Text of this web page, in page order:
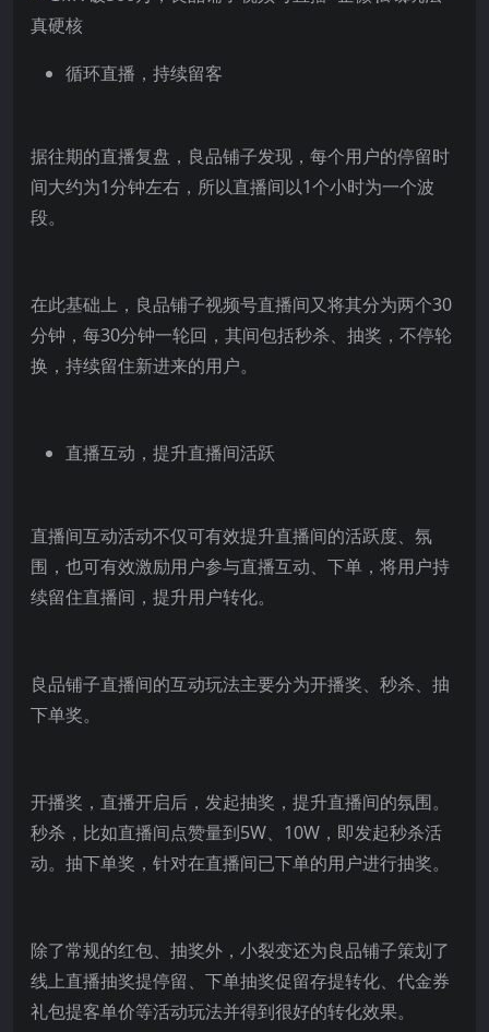
循环直播，持续留客
据往期的直播复盘，良品铺子发现，每个用户的停留时
间大约为1分钟左右，所以直播间以1个小时为一个波
段。
在此基础上，良品铺子视频号直播间又将其分为两个30
分钟，每30分钟一轮回，其间包括秒杀、抽奖，不停轮
换，持续留住新进来的用户。
直播互动，提升直播间活跃
直播间互动活动不仅可有效提升直播间的活跃度、氛
围，也可有效激励用户参与直播互动、下单，将用户持
续留住直播间，提升用户转化。
良品铺子直播间的互动玩法主要分为开播奖、秒杀、抽
下单奖。
开播奖，直播开启后，发起抽奖，提升直播间的氛围。
秒杀，比如直播间点赞量到5W、10W，即发起秒杀活
动。抽下单奖，针对在直播间已下单的用户进行抽奖。
除了常规的红包、抽奖外，小裂变还为良品铺子策划了
线上直播抽奖提停留、下单抽奖促留存提转化、代金券
礼包提客单价等活动玩法并得到很好的转化效果。